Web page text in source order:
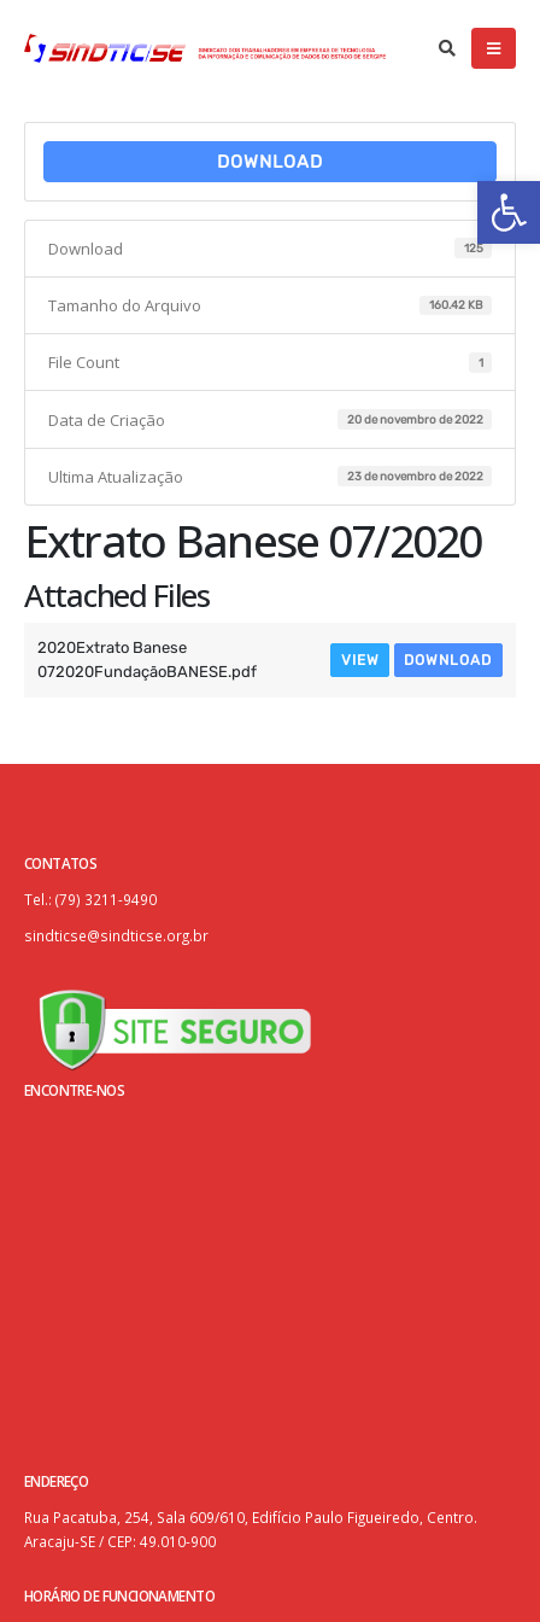
DOWNLOAD
Download 125
Tamanho do Arquivo 160.42 KB
File Count 1
Data de Criação 20 de novembro de 2022
Ultima Atualização 23 de novembro de 2022
Extrato Banese 07/2020
Attached Files
2020Extrato Banese
072020FundaçãoBANESE.pdf
VIEW DOWNLOAD
CONTATOS
Tel.: (79) 3211-9490
sindticse@sindticse.org.br
ENCONTRE-NOS
ENDEREÇO
Rua Pacatuba, 254, Sala 609/610, Edifício Paulo Figueiredo, Centro.
Aracaju-SE / CEP: 49.010-900
HORÁRIO DE FUNCIONAMENTO